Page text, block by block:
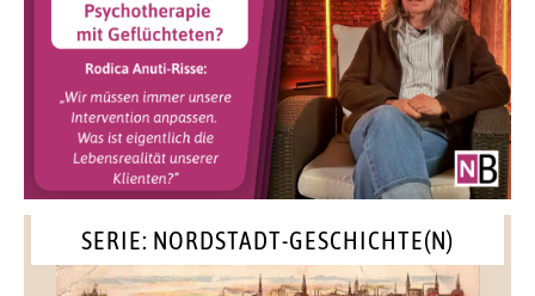
SERIE: NORDSTADT-GESCHICHTE(N)